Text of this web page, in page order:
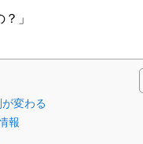
」
変わる
報